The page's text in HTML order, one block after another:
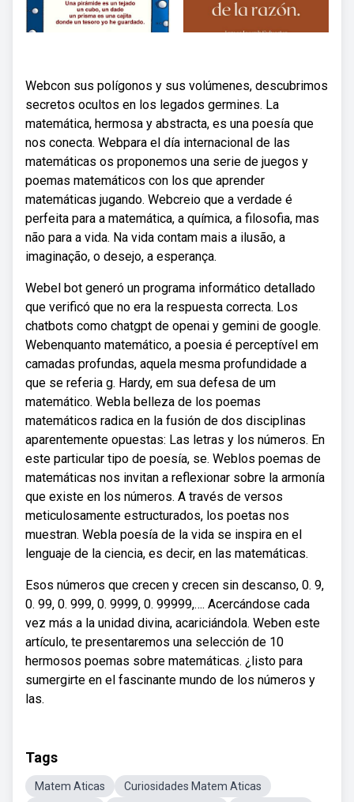
Webcon sus polígonos y sus volúmenes, descubrimos
secretos ocultos en los legados germines. La
matemática, hermosa y abstracta, es una poesía que
nos conecta. Webpara el día internacional de las
matemáticas os proponemos una serie de juegos y
poemas matemáticos con los que aprender
matemáticas jugando. Webcreio que a verdade é
perfeita para a matemática, a química, a filosofia, mas
não para a vida. Na vida contam mais a ilusão, a
imaginação, o desejo, a esperança.
Webel bot generó un programa informático detallado
que verificó que no era la respuesta correcta. Los
chatbots como chatgpt de openai y gemini de google.
Webenquanto matemático, a poesia é perceptível em
camadas profundas, aquela mesma profundidade a
que se referia g. Hardy, em sua defesa de um
matemático. Webla belleza de los poemas
matemáticos radica en la fusión de dos disciplinas
aparentemente opuestas: Las letras y los números. En
este particular tipo de poesía, se. Weblos poemas de
matemáticas nos invitan a reflexionar sobre la armonía
que existe en los números. A través de versos
meticulosamente estructurados, los poetas nos
muestran. Webla poesía de la vida se inspira en el
lenguaje de la ciencia, es decir, en las matemáticas.
Esos números que crecen y crecen sin descanso, 0. 9,
0. 99, 0. 999, 0. 9999, 0. 99999,…. Acercándose cada
vez más a la unidad divina, acariciándola. Weben este
artículo, te presentaremos una selección de 10
hermosos poemas sobre matemáticas. ¿listo para
sumergirte en el fascinante mundo de los números y
las.
Tags
Matem Aticas Curiosidades Matem Aticas